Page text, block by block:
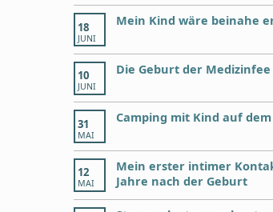
18
JUNI
Mein Kind wäre beinahe
10
JUNI
Die Geburt der Medizinfee
31
MAI
Camping mit Kind auf
12
MAI
Mein erster intimer
Jahre nach der Geburt